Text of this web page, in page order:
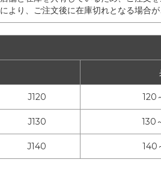
により、ご注文後に在庫切れとなる場合が
J120 120
J130 130
J140 140